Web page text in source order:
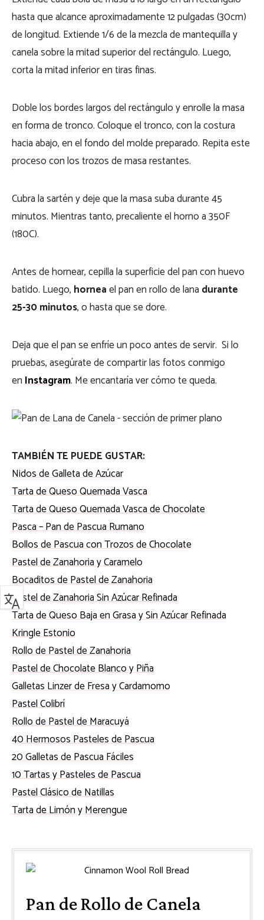
hasta que alcance aproximadamente 12 pulgadas (30cm)
de longitud. Extiende 1/6 de la mezcla de mantequilla y
canela sobre la mitad superior del rectángulo. Luego,
corta la mitad inferior en tiras finas.
Doble los bordes largos del rectángulo y enrolle la masa
en forma de tronco. Coloque el tronco, con la costura
hacia abajo, en el fondo del molde preparado. Repita este
proceso con los trozos de masa restantes.
Cubra la sartén y deje que la masa suba durante 45
minutos. Mientras tanto, precaliente el horno a 350F
(180C).
Antes de hornear, cepilla la superficie del pan con huevo
batido. Luego, horneael pan en rollo de lana durante
25-30 minutos, o hasta que se dore.
Deja que el pan se enfríe un poco antes de servir. Si lo
pruebas, asegúrate de compartir las fotos conmigo
enInstagram. Me encantaría ver cómo te queda.
TAMBIÉN TE PUEDE GUSTAR:
Nidos de Galleta de Azúcar
Tarta de Queso Quemada Vasca
Tarta de Queso Quemada Vasca de Chocolate
Pasca – Pan de Pascua Rumano
Bollos de Pascua con Trozos de Chocolate
Pastel de Zanahoria y Caramelo
Bocaditos de Pastel de Zanahoria
Pastel de Zanahoria Sin Azúcar Refinada
Tarta de Queso Baja en Grasa y Sin Azúcar Refinada
Kringle Estonio
Rollo de Pastel de Zanahoria
Pastel de Chocolate Blanco y Piña
Galletas Linzer de Fresa y Cardamomo
Pastel Colibrí
Rollo de Pastel de Maracuyá
40 Hermosos Pasteles de Pascua
20 Galletas de Pascua Fáciles
10 Tartas y Pasteles de Pascua
Pastel Clásico de Natillas
Tarta de Limón y Merengue
Pan de Rollo de Canela